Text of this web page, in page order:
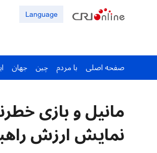
Language
صفحه اصلی با مردم چین جهان
مانیل و بازی
نمایش ارزش